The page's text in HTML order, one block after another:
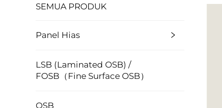
SEMUA PRODUK
Panel Hias
LSB (Laminated OSB) /
FOSB（Fine Surface OSB）
OSB